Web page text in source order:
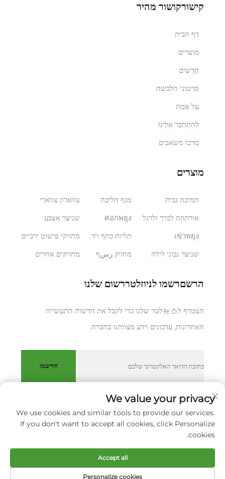
קישורקושור מהיר
דף הבית
מוצרים
חֲדָשִים
סרטוני הלבשה
עַל אָמַת
לְהִתְחַבֵּר אֵלֵינוּ
מרכז משאבים
מוצרים
תמיכה גבית
אורתוזה לברך ולרגל
เข่าพยุง
שניצר גבוני לילה
מגף הליכה
ศอกพยุง
תליות כתף ויד
מחזיק رسף
צווארון צווארי
שניצר אצבע
מחזיקי פישוט ירכיים
מחזיקים אחרים
הרשםרשמו לניוזלטררשום שלנו
הצטרף ל뉴스לטר שלנו כדי לקבל את חדשות התעשייה
האחרונות, עדכונים וידע מצוותנו בחברה.
הירשמו
כל הזכויות שמורות © XIAMEN HUAKANG ORTHOPEDIC CO.,
LTD. מדיניותICY
גלול למעלה
We value your privacy
We use cookies and similar tools to provide our services.
If you don't want to accept all cookies, click Personalize
cookies.
Personalize cookies
Accept all